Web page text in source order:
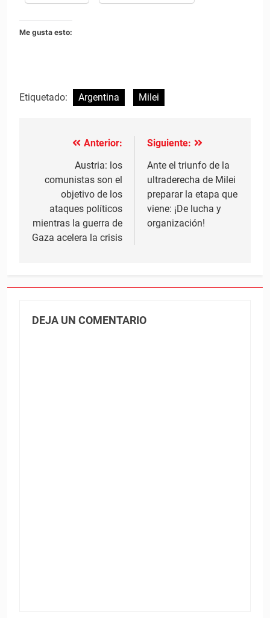
Me gusta esto:
Etiquetado: Argentina Milei
Navegación
entradas
Anterior:
Austria: los
comunistas son el
objetivo de los
ataques políticos
mientras la guerra de
Gaza acelera la crisis
Siguiente:
Ante el triunfo de la
ultraderecha de Milei
preparar la etapa que
viene: ¡De lucha y
organización!
DEJA UN COMENTARIO